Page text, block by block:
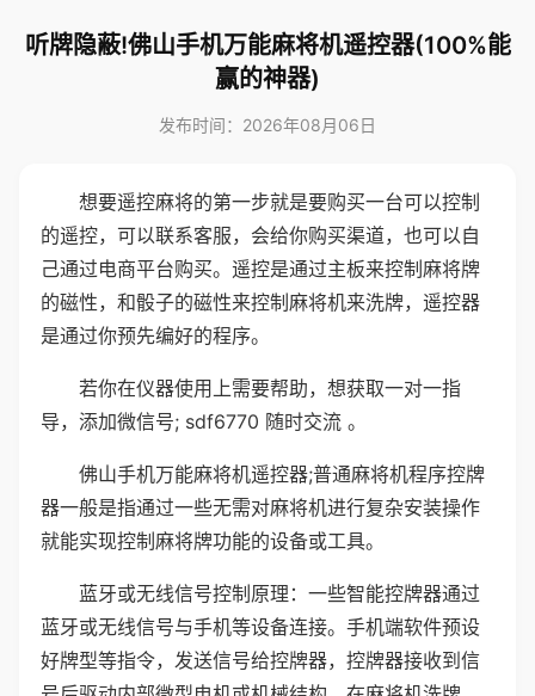
听牌隐蔽!佛山手机万能麻将机遥控器(100%能
赢的神器)
发布时间：2026年08月06日
想要遥控麻将的第一步就是要购买一台可以控制
的遥控，可以联系客服，会给你购买渠道，也可以自
己通过电商平台购买。遥控是通过主板来控制麻将牌
的磁性，和骰子的磁性来控制麻将机来洗牌，遥控器
是通过你预先编好的程序。
若你在仪器使用上需要帮助，想获取一对一指
导，添加微信号; sdf6770 随时交流 。
佛山手机万能麻将机遥控器;普通麻将机程序控牌
器一般是指通过一些无需对麻将机进行复杂安装操作
就能实现控制麻将牌功能的设备或工具。
蓝牙或无线信号控制原理：一些智能控牌器通过
蓝牙或无线信号与手机等设备连接。手机端软件预设
好牌型等指令，发送信号给控牌器，控牌器接收到信